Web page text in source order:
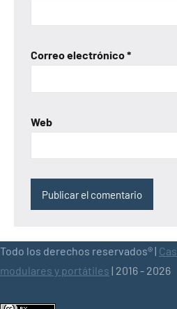
Correo electrónico*
Web
Todo los derechos reservados® |
modulares y portátiles | 2016 - 2026